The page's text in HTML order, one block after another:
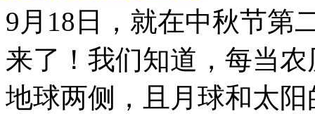
9月18日，就在中秋节第
来了！我们知道，每当
地球两侧，且月球和太